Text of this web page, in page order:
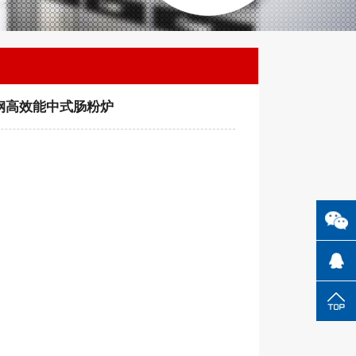
高效能中式肠粉炉